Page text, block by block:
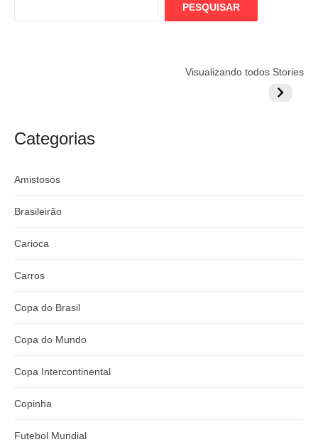
PESQUISAR
Visualizando todos Stories
argentino
do
Categorias
Amistosos
Brasileirão
Carioca
Carros
Copa do Brasil
Copa do Mundo
Copa Intercontinental
Copinha
Futebol Mundial